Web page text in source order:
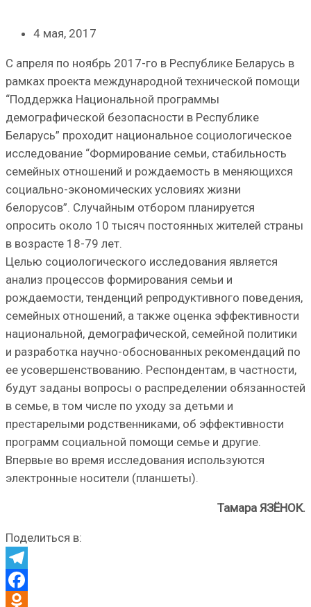
4 мая, 2017
С апреля по ноябрь 2017-го в Республике Беларусь в
рамках проекта международной технической помощи
“Поддержка Национальной программы
демографической безопасности в Республике
Беларусь” проходит национальное социологическое
исследование “Формирование семьи, стабильность
семейных отношений и рождаемость в меняющихся
социально-экономических условиях жизни
белорусов”. Случайным отбором планируется
опросить около 10 тысяч постоянных жителей страны
в возрасте 18-79 лет.
Целью социологического исследования является
анализ процессов формирования семьи и
рождаемости, тенденций репродуктивного поведения,
семейных отношений, а также оценка эффективности
национальной, демографической, семейной политики
и разработка научно-обоснованных рекомендаций по
ее усовершенствованию. Респондентам, в частности,
будут заданы вопросы о распределении обязанностей
в семье, в том числе по уходу за детьми и
престарелыми родственниками, об эффективности
программ социальной помощи семье и другие.
Впервые во время исследования используются
электронные носители (планшеты).
Тамара ЯЗЁНОК.
Поделиться в:
Telegram
Facebook